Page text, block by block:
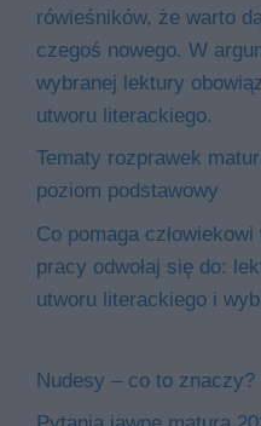
rówieśników, że warto
czegoś nowego. W
wybranej lektury
utworu literackiego.
Tematy rozprawek
poziom podstawowy
Co pomaga
pracy odwołaj się do:
utworu literackiego i
Nudesy – co to znaczy?